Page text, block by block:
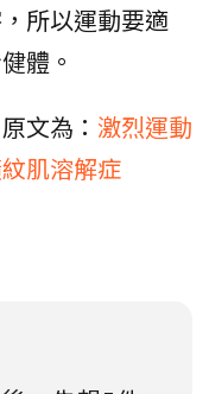
所以運動要適
體。
文為： 激烈運動
肌溶解症